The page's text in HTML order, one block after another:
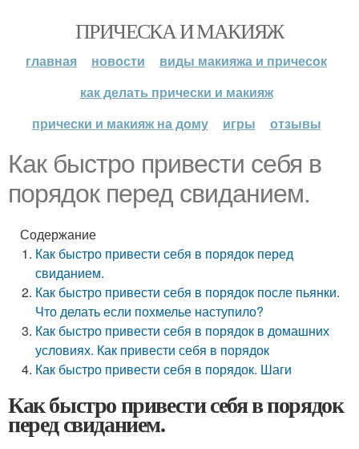
ПРИЧЕСКА И МАКИЯЖ
главная новости
виды макияжа и причесок
как делать прически и макияж
прически и макияж на дому
игры отзывы
Как быстро привести себя в
порядок перед свиданием.
Содержание
Как быстро привести себя в порядок перед
свиданием.
Как быстро привести себя в порядок после пьянки.
Что делать если похмелье наступило?
Как быстро привести себя в порядок в домашних
условиях. Как привести себя в порядок
Как быстро привести себя в порядок. Шаги
Как быстро привести себя в порядок
перед свиданием.